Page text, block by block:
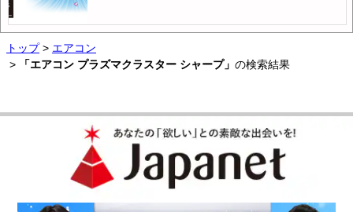
トップ> エアコン
>
「エアコン プラズマクラスター シャープ」 の検索結果